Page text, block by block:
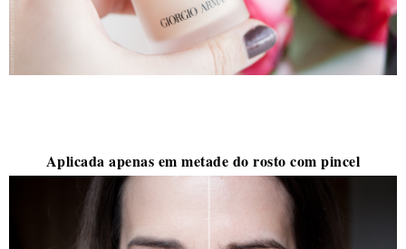
Aplicada apenas em metade do rosto com pincel